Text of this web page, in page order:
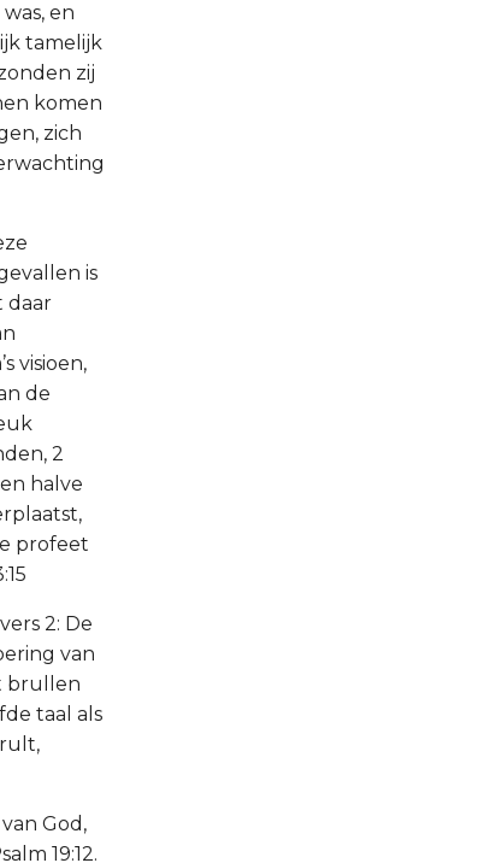
en
tamelijk
zij
komen
zich
is
daar
visioen,
de
2
halve
profeet
2: De
van
brullen
taal als
God,
19:12.